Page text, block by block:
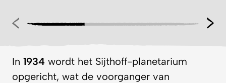
In 1934 wordt het Sijthoff-planetarium
opgericht, wat de voorganger van